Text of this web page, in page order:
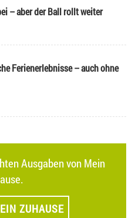
– aber der Ball rollt weiter
Ferienerlebnisse – auch ohne
Ausgaben von Mein
ZUHAUSE